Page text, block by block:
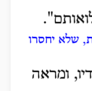
שלא יחסרו
ומראה